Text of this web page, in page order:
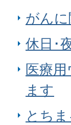
がん
休日･
医療
ます
とち